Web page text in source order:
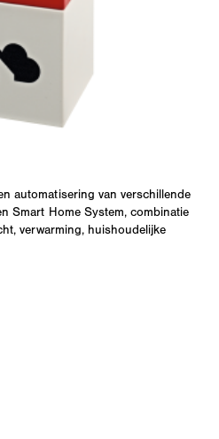
automatisering van verschillende
Smart Home System, combinatie
verwarming, huishoudelijke